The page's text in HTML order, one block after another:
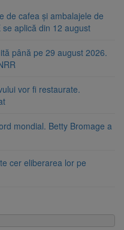
de cafea și ambalajele de
aplică din 12 august
până pe 29 august 2026.
vor fi restaurate.
mondial. Betty Bromage a
cer eliberarea lor pe